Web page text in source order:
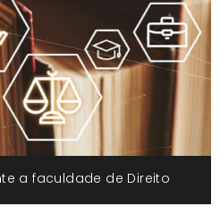
a faculdade de Direito